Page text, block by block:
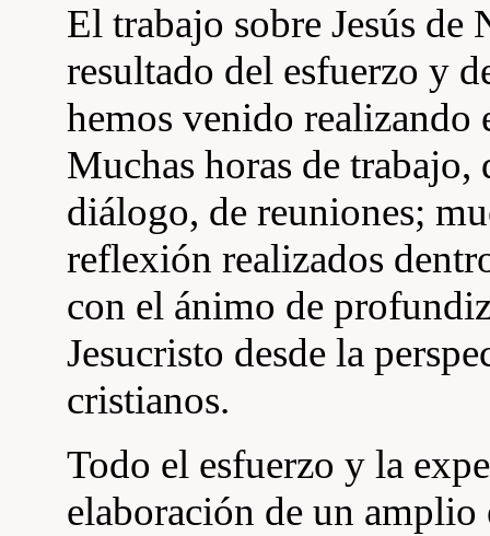
El trabajo sobre Jesús de
resultado del esfuerzo y
hemos venido
Muchas horas de
diálogo, de reuniones;
reflexión realizados
con el ánimo de
Jesucristo desde la
cristianos.
Todo el esfuerzo y la
elaboración de un amplio